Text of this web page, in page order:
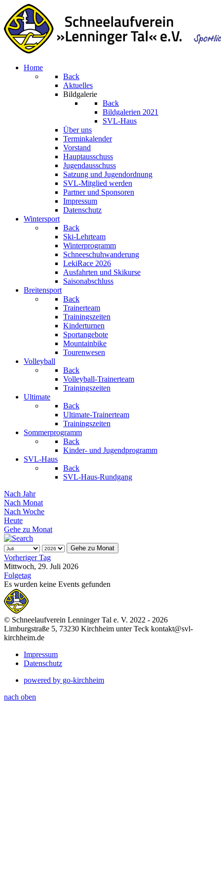
Home
Back
Aktuelles
Bildgalerie
Back
Bildgalerien 2021
SVL-Haus
Über uns
Terminkalender
Vorstand
Hauptausschuss
Jugendausschuss
Satzung und Jugendordnung
SVL-Mitglied werden
Partner und Sponsoren
Impressum
Datenschutz
Wintersport
Back
Ski-Lehrteam
Winterprogramm
Schneeschuhwanderung
LekiRace 2026
Ausfahrten und Skikurse
Saisonabschluss
Breitensport
Back
Trainerteam
Trainingszeiten
Kinderturnen
Sportangebote
Mountainbike
Tourenwesen
Volleyball
Back
Volleyball-Trainerteam
Trainingszeiten
Ultimate
Back
Ultimate-Trainerteam
Trainingszeiten
Sommerprogramm
Back
Kinder- und Jugendprogramm
SVL-Haus
Back
SVL-Haus-Rundgang
Nach Jahr
Nach Monat
Nach Woche
Heute
Gehe zu Monat
Gehe zu Monat
Vorheriger Tag
Mittwoch, 29. Juli 2026
Folgetag
Es wurden keine Events gefunden
© Schneelaufverein Lenninger Tal e. V. 2022 - 2026
Limburgstraße 5, 73230 Kirchheim unter Teck kontakt@svl-
kirchheim.de
Impressum
Datenschutz
powered by go-kirchheim
nach oben